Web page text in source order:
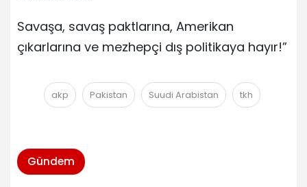
Savaşa, savaş paktlarına, Amerikan
çıkarlarına ve mezhepçi dış politikaya hayır!”
akp Pakistan Suudi Arabistan tkh
Gündem